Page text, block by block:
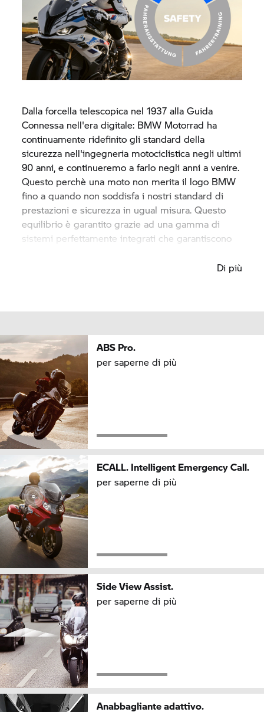
Dalla forcella telescopica nel 1937 alla Guida
Connessa nell'era digitale: BMW Motorrad ha
continuamente ridefinito gli standard della
sicurezza nell'ingegneria motociclistica negli ultimi
90 anni, e continueremo a farlo negli anni a venire.
Questo perchè una moto non merita il logo BMW
fino a quando non soddisfa i nostri standard di
prestazioni e sicurezza in ugual misura. Questo
equilibrio è garantito grazie ad una gamma di
sistemi perfettamente integrati che garantiscono
Di più
ABS Pro.
per saperne di più
ECALL. Intelligent Emergency Call.
per saperne di più
Side View Assist.
per saperne di più
Anabbagliante adattivo.